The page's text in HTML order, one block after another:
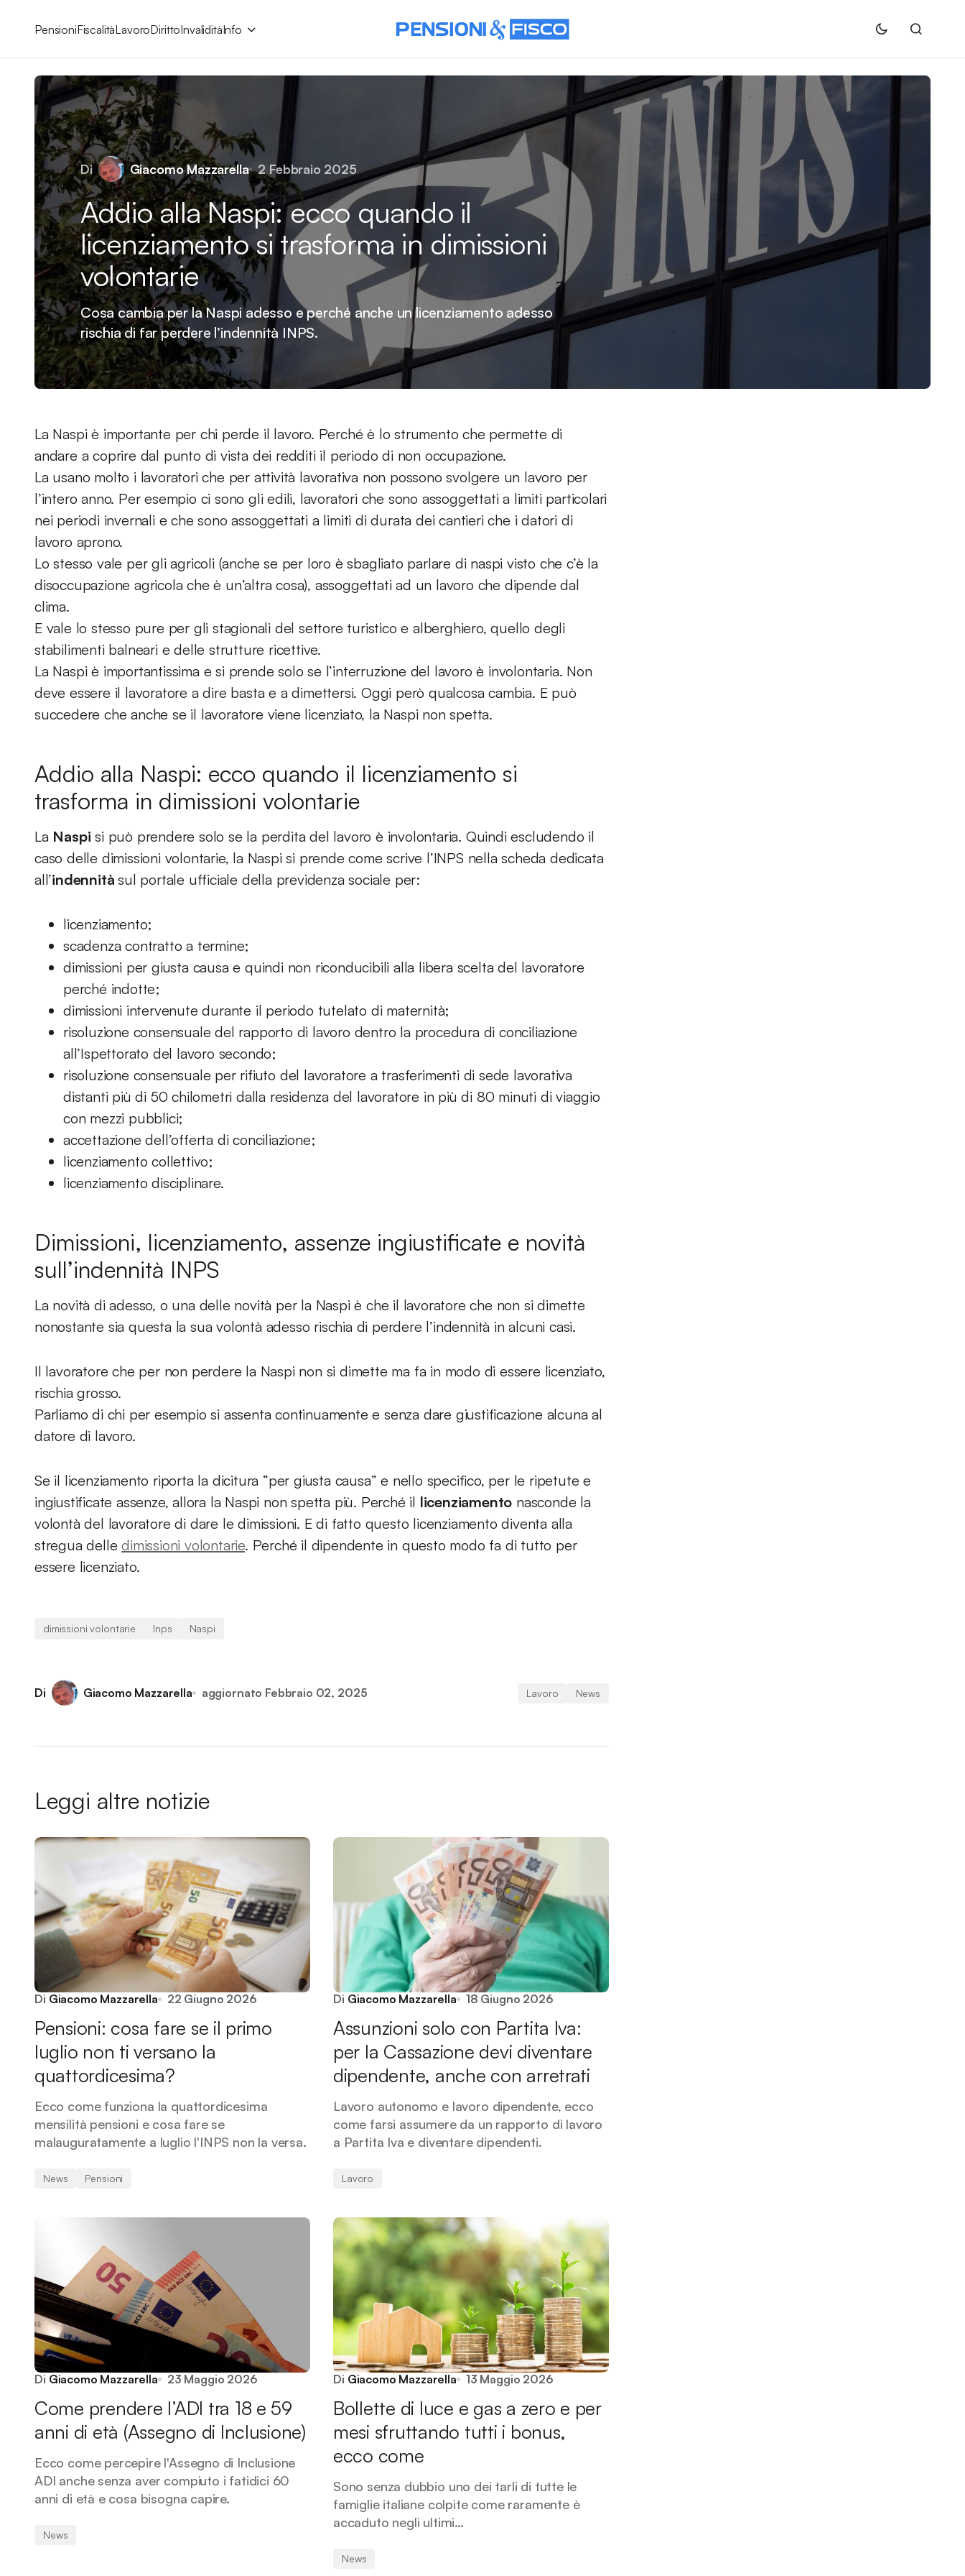
PensioniFiscalitàLavoroDirittoInvaliditàInfo
Di Giacomo Mazzarella 2 Febbraio 2025
Addio alla Naspi: ecco quando il
licenziamento si trasforma in dimissioni
volontarie
Cosa cambia per la Naspi adesso e perché anche un licenziamento adesso
rischia di far perdere l’indennità INPS.
La Naspi è importante per chi perde il lavoro. Perché è lo strumento che permette di
andare a coprire dal punto di vista dei redditi il periodo di non occupazione.
La usano molto i lavoratori che per attività lavorativa non possono svolgere un lavoro per
l’intero anno. Per esempio ci sono gli edili, lavoratori che sono assoggettati a limiti particolari
nei periodi invernali e che sono assoggettati a limiti di durata dei cantieri che i datori di
lavoro aprono.
Lo stesso vale per gli agricoli (anche se per loro è sbagliato parlare di naspi visto che c’è la
disoccupazione agricola che è un’altra cosa), assoggettati ad un lavoro che dipende dal
clima.
E vale lo stesso pure per gli stagionali del settore turistico e alberghiero, quello degli
stabilimenti balneari e delle strutture ricettive.
La Naspi è importantissima e si prende solo se l’interruzione del lavoro è involontaria. Non
deve essere il lavoratore a dire basta e a dimettersi. Oggi però qualcosa cambia. E può
succedere che anche se il lavoratore viene licenziato, la Naspi non spetta.
Addio alla Naspi: ecco quando il licenziamento si
trasforma in dimissioni volontarie
La Naspi si può prendere solo se la perdita del lavoro è involontaria. Quindi escludendo il
caso delle dimissioni volontarie, la Naspi si prende come scrive l’INPS nella scheda dedicata
all’indennitàsul portale ufficiale della previdenza sociale per:
licenziamento;
scadenza contratto a termine;
dimissioni per giusta causa e quindi non riconducibili alla libera scelta del lavoratore
perché indotte;
dimissioni intervenute durante il periodo tutelato di maternità;
risoluzione consensuale del rapporto di lavoro dentro la procedura di conciliazione
all’Ispettorato del lavoro secondo;
risoluzione consensuale per rifiuto del lavoratore a trasferimenti di sede lavorativa
distanti più di 50 chilometri dalla residenza del lavoratore in più di 80 minuti di viaggio
con mezzi pubblici;
accettazione dell’offerta di conciliazione;
licenziamento collettivo;
licenziamento disciplinare.
Dimissioni, licenziamento, assenze ingiustificate e novità
sull’indennità INPS
La novità di adesso, o una delle novità per la Naspi è che il lavoratore che non si dimette
nonostante sia questa la sua volontà adesso rischia di perdere l’indennità in alcuni casi.
Il lavoratore che per non perdere la Naspi non si dimette ma fa in modo di essere licenziato,
rischia grosso.
Parliamo di chi per esempio si assenta continuamente e senza dare giustificazione alcuna al
datore di lavoro.
Se il licenziamento riporta la dicitura “per giusta causa” e nello specifico, per le ripetute e
ingiustificate assenze, allora la Naspi non spetta più. Perché il licenziamento nasconde la
volontà del lavoratore di dare le dimissioni. E di fatto questo licenziamento diventa alla
stregua delledimissioni volontarie. Perché il dipendente in questo modo fa di tutto per
essere licenziato.
dimissioni volontarie Inps Naspi
Di Giacomo Mazzarella aggiornato Febbraio 02, 2025 Lavoro News
Leggi altre notizie
Di Giacomo Mazzarella 22 Giugno 2026
Pensioni: cosa fare se il primo
luglio non ti versano la
quattordicesima?
Ecco come funziona la quattordicesima
mensilità pensioni e cosa fare se
malauguratamente a luglio l'INPS non la versa.
News Pensioni
Di Giacomo Mazzarella 18 Giugno 2026
Assunzioni solo con Partita Iva:
per la Cassazione devi diventare
dipendente, anche con arretrati
Lavoro autonomo e lavoro dipendente, ecco
come farsi assumere da un rapporto di lavoro
a Partita Iva e diventare dipendenti.
Lavoro
Di Giacomo Mazzarella 23 Maggio 2026
Come prendere l’ADI tra 18 e 59
anni di età (Assegno di Inclusione)
Ecco come percepire l'Assegno di Inclusione
ADI anche senza aver compiuto i fatidici 60
anni di età e cosa bisogna capire.
News
Di Giacomo Mazzarella 13 Maggio 2026
Bollette di luce e gas a zero e per
mesi sfruttando tutti i bonus,
ecco come
Sono senza dubbio uno dei tarli di tutte le
famiglie italiane colpite come raramente è
accaduto negli ultimi…
News